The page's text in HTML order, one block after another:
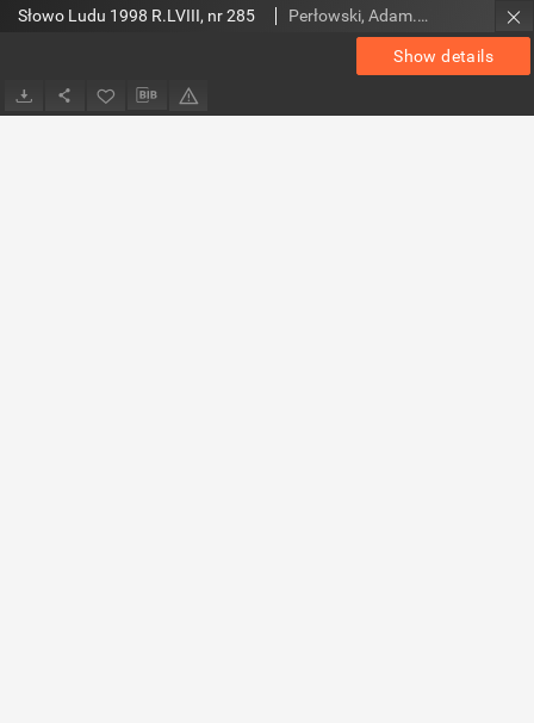
Show details
Słowo Ludu 1998 R.LVIII, nr 285 Perłowski, Adam. Red.